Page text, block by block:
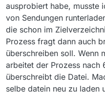
ausprobiert habe, musste
von Sendungen
die schon im
Prozess fragt dann auch
überschreiben soll. Wenn
arbeitet der Prozess nach
überschreibt die Datei.
selbe datein neu zu laden